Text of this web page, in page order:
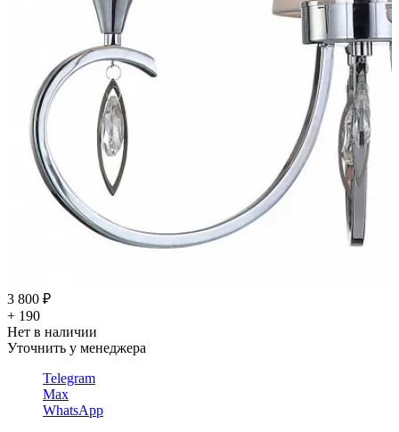
3 800 ₽
+ 190
Нет в наличии
Уточнить у менеджера
Telegram
Max
WhatsApp